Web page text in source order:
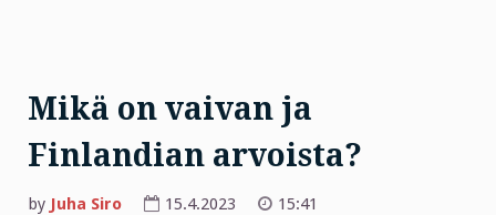
Mikä on vaivan ja
Finlandian arvoista?
by Juha Siro 15.4.2023
15:41